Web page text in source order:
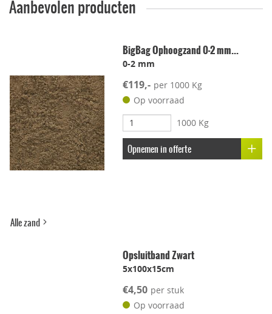
Lichtgewicht
Onderhoudsvriendelijk
Aanbevolen producten
BigBag Ophoogzand 0-2 mm...
0-2 mm
€119,- per 1000 Kg
Op voorraad
1000 Kg
Opnemen in offerte
Alle zand
Opsluitband Zwart
5x100x15cm
€4,50 per stuk
Op voorraad